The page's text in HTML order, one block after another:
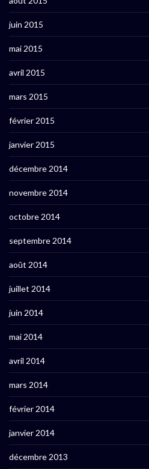
juin 2015
mai 2015
avril 2015
mars 2015
février 2015
janvier 2015
décembre 2014
novembre 2014
octobre 2014
septembre 2014
août 2014
juillet 2014
juin 2014
mai 2014
avril 2014
mars 2014
février 2014
janvier 2014
décembre 2013